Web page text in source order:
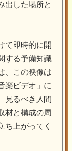
出した場所と
て即時的に開
する予備知識
、この映像は
楽ビデオ」に
見るべき人間
材と構成の周
ち上がってく